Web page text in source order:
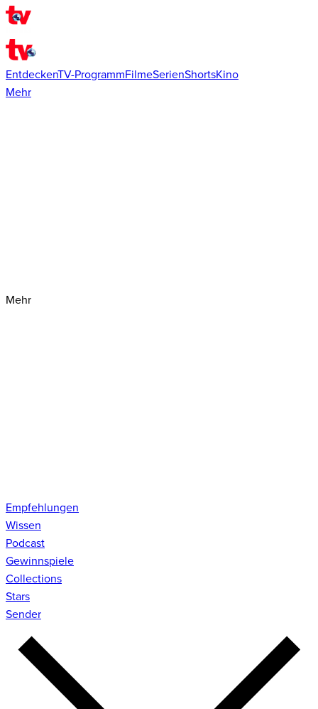
EntdeckenTV-ProgrammFilmeSerienShortsKino
Mehr
Mehr
Empfehlungen
Wissen
Podcast
Gewinnspiele
Collections
Stars
Sender